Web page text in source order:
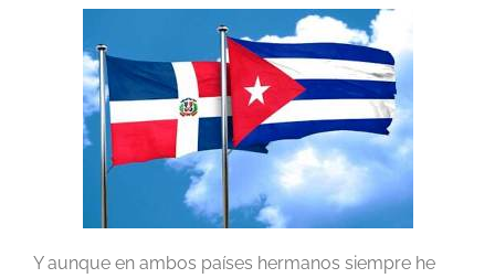
Y aunque en ambos países hermanos siempre he